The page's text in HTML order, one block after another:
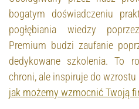
bogatym doświadczeniu
pogłębiania wiedzy
Premium budzi zaufanie
dedykowane szkolenia. To
chroni, ale inspiruje do wzrostu
jak możemy wzmocnić Twoją